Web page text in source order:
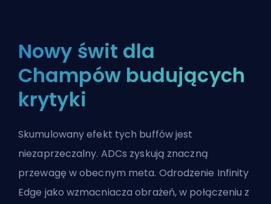
Nowy świt dla
Champów budujących
krytyki
Skumulowany efekt tych buffów jest
niezaprzeczalny. ADCs zyskują znaczną
przewagę w obecnym meta. Odrodzenie Infinity
Edge jako wzmacniacza obrażeń, w połączeniu z